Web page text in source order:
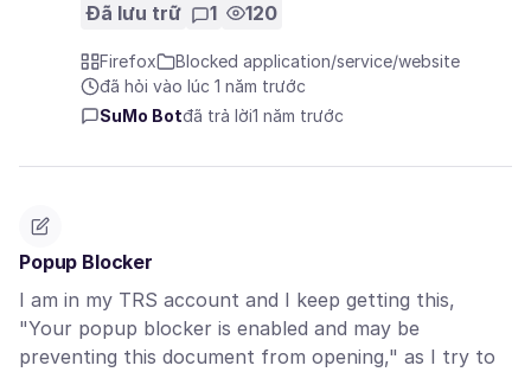
Đã lưu trữ 1 120
Firefox
Blocked application/service/website
đã hỏi vào lúc 1 năm trước
SuMo Botđã trả lời1 năm trước
Popup Blocker
I am in my TRS account and I keep getting this,
"Your popup blocker is enabled and may be
preventing this document from opening," as I try to